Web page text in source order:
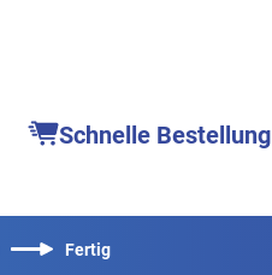
Schnelle Bestellung
Fertig